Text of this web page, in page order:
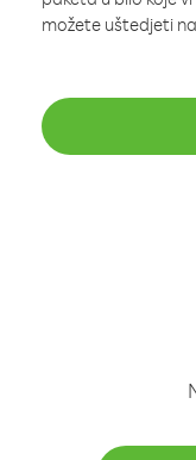
možete uštedjeti